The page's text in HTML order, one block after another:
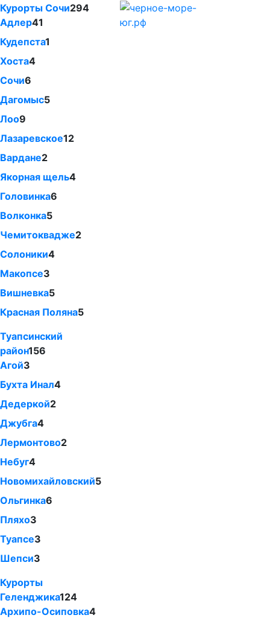
Курорты Сочи294
Адлер41
Кудепста1
Хоста4
Сочи6
Дагомыс5
Лоо9
Лазаревское12
Вардане2
Якорная щель4
Головинка6
Волконка5
Чемитоквадже2
Солоники4
Макопсе3
Вишневка5
Красная Поляна5
Туапсинский
район156
Агой3
Бухта Инал4
Дедеркой2
Джубга4
Лермонтово2
Небуг4
Новомихайловский5
Ольгинка6
Пляхо3
Туапсе3
Шепси3
Курорты
Геленджика124
Архипо-Осиповка4